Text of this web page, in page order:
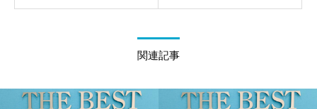
関連記事